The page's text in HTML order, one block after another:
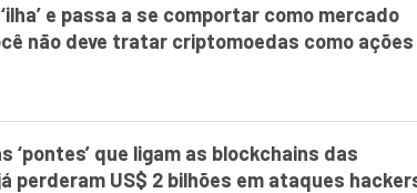
e passa a se comportar como mercado
não deve tratar criptomoedas como ações
‘pontes’ que ligam as blockchains das
perderam US$ 2 bilhões em ataques